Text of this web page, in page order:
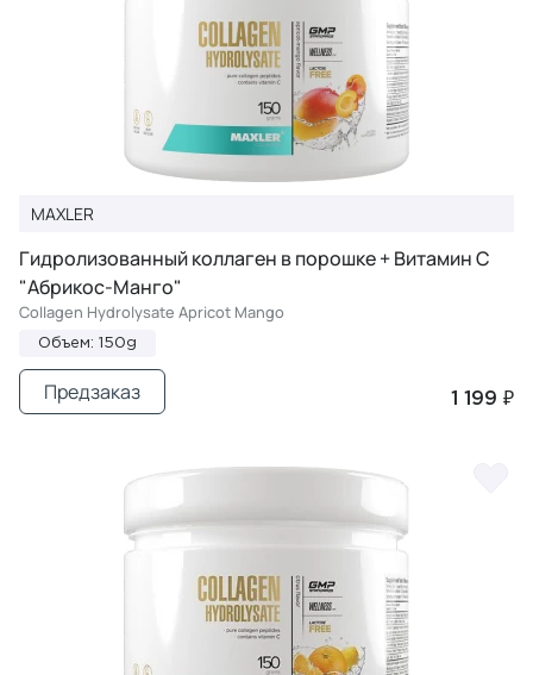
MAXLER
Гидролизованный коллаген в порошке + Витамин С
"Абрикос-Манго"
Collagen Hydrolysate Apricot Mango
Объем: 150g
1 199 ₽
Предзаказ